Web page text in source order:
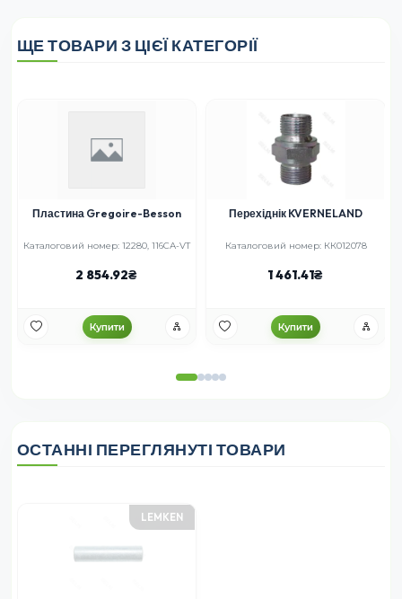
ЩЕ ТОВАРИ З ЦІЄЇ КАТЕГОРІЇ
Пластина Gregoire-Besson
Каталоговий номер: 12280, 116СА-VT
2 854.92
Купити
Перехіднік KVERNELAND
Каталоговий номер: КК012078
1 461.41
Купити
ОСТАННІ ПЕРЕГЛЯНУТІ ТОВАРИ
LEMKEN